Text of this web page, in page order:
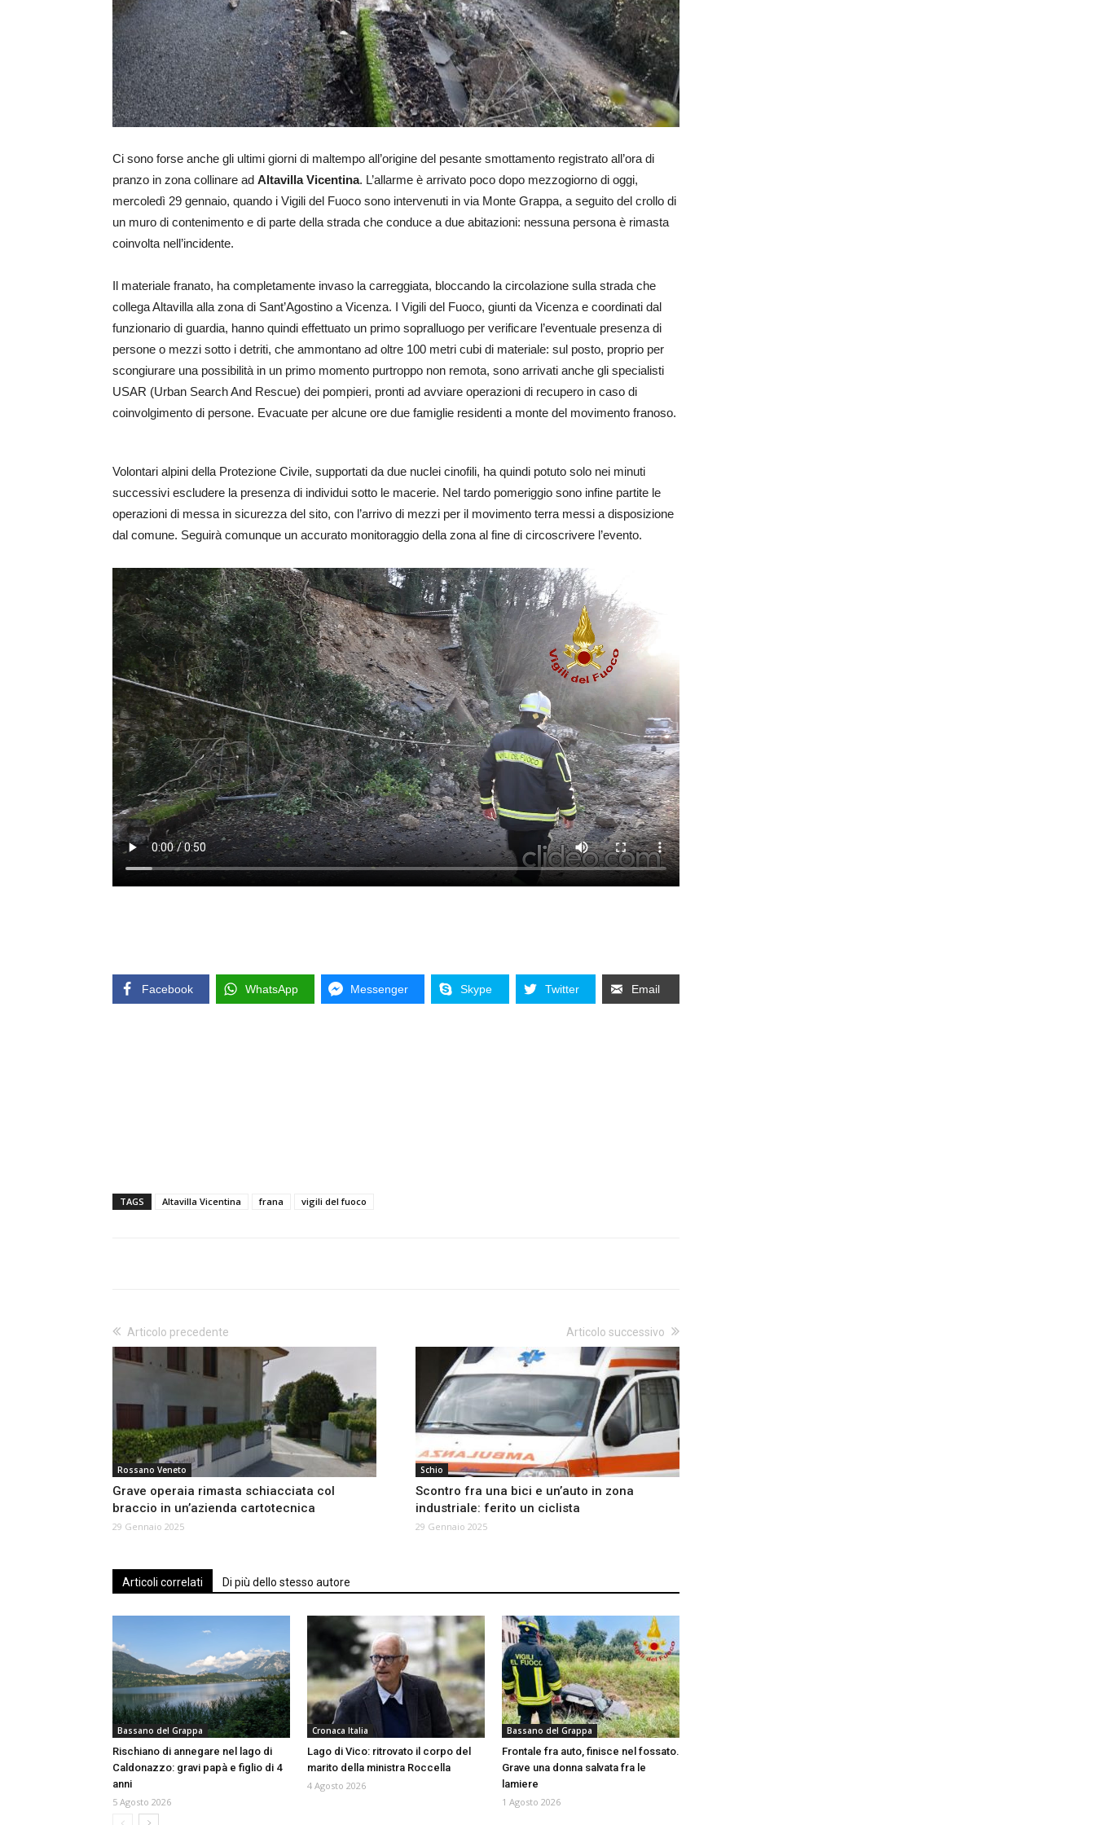
Ci sono forse anche gli ultimi giorni di maltempo all’origine del pesante smottamento registrato all’ora di
pranzo in zona collinare ad Altavilla Vicentina. L’allarme è arrivato poco dopo mezzogiorno di oggi,
mercoledì 29 gennaio, quando i Vigili del Fuoco sono intervenuti in via Monte Grappa, a seguito del crollo di
un muro di contenimento e di parte della strada che conduce a due abitazioni: nessuna persona è rimasta
coinvolta nell’incidente.
Il materiale franato, ha completamente invaso la carreggiata, bloccando la circolazione sulla strada che
collega Altavilla alla zona di Sant’Agostino a Vicenza. I Vigili del Fuoco, giunti da Vicenza e coordinati dal
funzionario di guardia, hanno quindi effettuato un primo sopralluogo per verificare l’eventuale presenza di
persone o mezzi sotto i detriti, che ammontano ad oltre 100 metri cubi di materiale: sul posto, proprio per
scongiurare una possibilità in un primo momento purtroppo non remota, sono arrivati anche gli specialisti
USAR (Urban Search And Rescue) dei pompieri, pronti ad avviare operazioni di recupero in caso di
coinvolgimento di persone. Evacuate per alcune ore due famiglie residenti a monte del movimento franoso.
Volontari alpini della Protezione Civile, supportati da due nuclei cinofili, ha quindi potuto solo nei minuti
successivi escludere la presenza di individui sotto le macerie. Nel tardo pomeriggio sono infine partite le
operazioni di messa in sicurezza del sito, con l’arrivo di mezzi per il movimento terra messi a disposizione
dal comune. Seguirà comunque un accurato monitoraggio della zona al fine di circoscrivere l’evento.
Facebook WhatsApp Messenger Skype Twitter Email
TAGS Altavilla Vicentina frana vigili del fuoco
Articolo precedente
Rossano Veneto
Grave operaia rimasta schiacciata col
braccio in un’azienda cartotecnica
29 Gennaio 2025
Articolo successivo
Schio
Scontro fra una bici e un’auto in zona
industriale: ferito un ciclista
29 Gennaio 2025
Articoli correlati Di più dello stesso autore
Bassano del Grappa
Rischiano di annegare nel lago di
Caldonazzo: gravi papà e figlio di 4
anni
5 Agosto 2026
Cronaca Italia
Lago di Vico: ritrovato il corpo del
marito della ministra Roccella
4 Agosto 2026
Bassano del Grappa
Frontale fra auto, finisce nel fossato.
Grave una donna salvata fra le
lamiere
1 Agosto 2026